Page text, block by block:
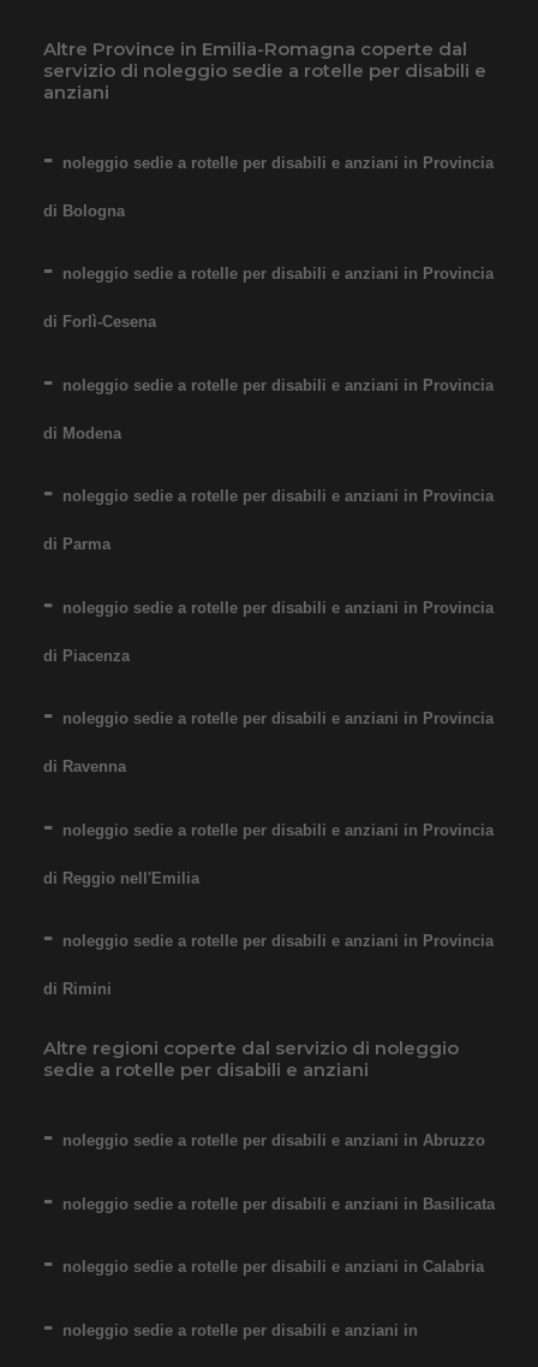
da 89,00€
ragazzi - Seduta 40 cm
reggigambe. Per bambini e
noleggio minimo è di 7 giorni
a 76 euro. Consegniamo a
contattaci per maggiori
da 76,01€
pieghevole ad autospinta
Altre Province in Emilia-Romagna coperte dal
servizio di noleggio sedie a rotelle per disabili e
anziani
noleggio sedie a rotelle per disabili e anziani in Provincia
di Bologna
noleggio sedie a rotelle per disabili e anziani in Provincia
di Forlì-Cesena
noleggio sedie a rotelle per disabili e anziani in Provincia
di Modena
noleggio sedie a rotelle per disabili e anziani in Provincia
di Parma
noleggio sedie a rotelle per disabili e anziani in Provincia
di Piacenza
noleggio sedie a rotelle per disabili e anziani in Provincia
di Ravenna
noleggio sedie a rotelle per disabili e anziani in Provincia
di Reggio nell'Emilia
noleggio sedie a rotelle per disabili e anziani in Provincia
di Rimini
Altre regioni coperte dal servizio di noleggio
sedie a rotelle per disabili e anziani
noleggio sedie a rotelle per disabili e anziani in Abruzzo
noleggio sedie a rotelle per disabili e anziani in Basilicata
noleggio sedie a rotelle per disabili e anziani in Calabria
noleggio sedie a rotelle per disabili e anziani in